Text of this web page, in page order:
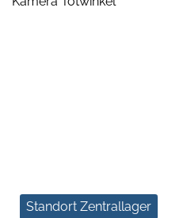
Standort Zentrallager